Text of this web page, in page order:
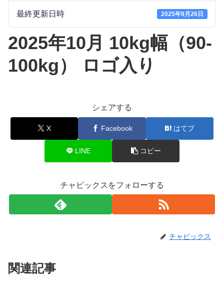
最終更新日時 2025年9月26日
2025年10月 10kg幅（90-
100kg） ロゴ入り
シェアする
X Facebook はてブ
LINE コピー
チャビックスをフォローする
チャビックス
関連記事